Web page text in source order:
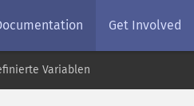
Get Involved
Variablen